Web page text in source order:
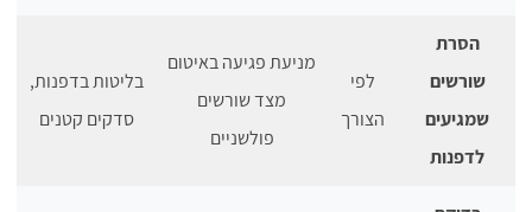
הסרת
שורשים
שמגיעים
לדפנות
לפי
הצורך
מניעת פגיעה באיטום
מצד שורשים
פולשניים
בליטות בדפנות,
סדקים קטנים